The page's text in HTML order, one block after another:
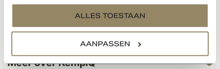
services.
ALLES TOESTAAN
AANPASSEN
Meer over KempíQ